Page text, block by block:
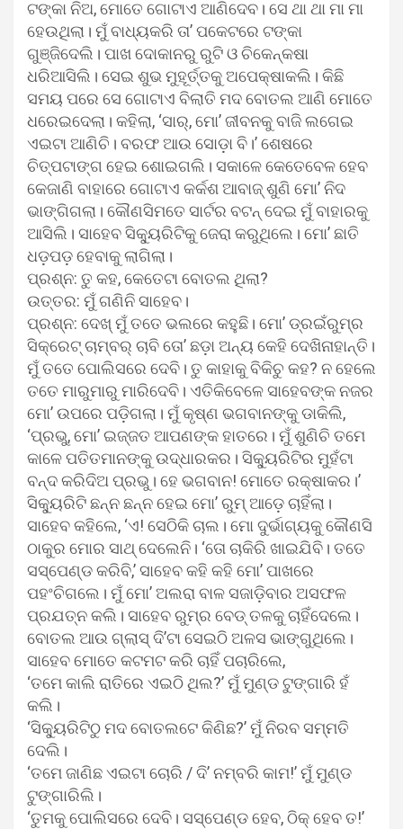
ଟଙ୍କା ନିଅ, ମୋତେ ଗୋଟାଏ ଆଣିଦେବ। ସେ ଥା ଥା ମା ମା
ହେଉଥିଲା। ମୁଁ ବାଧ୍ୟକରି ତା’ ପକେଟରେ ଟଙ୍କା
ଗୁଞ୍ଜିଦେଲି। ପାଖ ଦୋକାନରୁ ରୁଟି ଓ ଚିକେନ୍‌କଷା
ଧରିଆସିଲି। ସେଇ ଶୁଭ ମୁହୂର୍ତ୍ତକୁ ଅପେକ୍ଷାକଲି। କିଛି
ସମୟ ପରେ ସେ ଗୋଟାଏ ବିଲାତି ମଦ ବୋତଲ ଆଣି ମୋତେ
ଧରେଇଦେଲା। କହିଲା, ‘ସାର୍‌, ମୋ’ ଜୀବନକୁ ବାଜି ଲଗେଇ
ଏଇଟା ଆଣିଚି। ବରଫ ଆଉ ସୋଡ଼ା ବି।’ ଶେଷରେ
ଚିତ୍‌ପଟାଙ୍ଗ ହେଇ ଶୋଇଗଲି। ସକାଳେ କେତେବେଳ ହେବ
କେଜାଣି ବାହାରେ ଗୋଟାଏ କର୍କଶ ଆବାଜ୍ ଶୁଣି ମୋ’ ନିଦ
ଭାଙ୍ଗିଗଲା। କୌଣସିମତେ ସାର୍ଟର ବଟନ୍ ଦେଇ ମୁଁ ବାହାରକୁ
ଆସିଲି। ସାହେବ ସିକ୍ୟୁରିଟିକୁ ଜେରା କରୁଥିଲେ। ମୋ’ ଛାତି
ଧଡ଼ପଡ଼ ହେବାକୁ ଲାଗିଲା।
ପ୍ରଶ୍ନ: ତୁ କହ, କେତେଟା ବୋତଲ ଥିଲା?
ଉତ୍ତର: ମୁଁ ଗଣିନି ସାହେବ।
ପ୍ରଶ୍ନ: ଦେଖ୍ ମୁଁ ତତେ ଭଲରେ କହୁଛି। ମୋ’ ଡ୍ରଇଁରୁମ୍‌ର
ସିକ୍ରେଟ୍ ଚାମ୍ବର୍ ଚାବି ତୋ’ ଛଡ଼ା ଅନ୍ୟ କେହି ଦେଖିନାହାନ୍ତି।
ମୁଁ ତତେ ପୋଲିସରେ ଦେବି। ତୁ କାହାକୁ ବିକିଚୁ କହ? ନ ହେଲେ
ତତେ ମାରୁମାରୁ ମାରିଦେବି। ଏତିକିବେଳେ ସାହେବଙ୍କ ନଜର
ମୋ’ ଉପରେ ପଡ଼ିଗଲା। ମୁଁ କୃଷ୍ଣ ଭଗବାନଙ୍କୁ ଡାକିଲି,
‘ପ୍ରଭୁ, ମୋ’ ଇଜ୍ଜତ ଆପଣଙ୍କ ହାତରେ। ମୁଁ ଶୁଣିଚି ତମେ
କାଳେ ପତିତମାନଙ୍କୁ ଉଦ୍ଧାରକର। ସିକ୍ୟୁରିଟିର ମୁହଁଟା
ବନ୍ଦ କରିଦିଅ ପ୍ରଭୁ। ହେ ଭଗବାନ! ମୋତେ ରକ୍ଷାକର।’
ସିକ୍ୟୁରିଟି ଛନ୍ନ ଛନ୍ନ ହେଇ ମୋ’ ରୁମ୍ ଆଡ଼େ ଚାହିଁଲା।
ସାହେବ କହିଲେ, ‘ଏ! ସେଠିକି ଚାଲ। ମୋ ଦୁର୍ଭାଗ୍ୟକୁ କୌଣସି
ଠାକୁର ମୋର ସାଥ୍ ଦେଲେନି। ‘ତୋ ଚାକିରି ଖାଇଯିବି। ତତେ
ସସ୍‌ପେଣ୍ଡ କରିବି,’ ସାହେବ କହି କହି ମୋ’ ପାଖରେ
ପହଂଚିଗଲେ। ମୁଁ ମୋ’ ଅଲରା ବାଳ ସଜାଡ଼ିବାର ଅସଫଳ
ପ୍ରଯତ୍ନ କଲି। ସାହେବ ରୁମ୍‌ର ବେଡ୍ ତଳକୁ ଚାହିଁଦେଲେ।
ବୋତଲ ଆଉ ଗ୍ଲାସ୍ ଦି’ଟା ସେଇଠି ଅଳସ ଭାଙ୍ଗୁଥିଲେ।
ସାହେବ ମୋତେ କଟମଟ କରି ଚାହିଁ ପଚାରିଲେ,
‘ତମେ କାଲି ରାତିରେ ଏଇଠି ଥିଲ?’ ମୁଁ ମୁଣ୍ଡ ଟୁଙ୍ଗାରି ହଁ
କଲି।
‘ସିକ୍ୟୁରିଟିଠୁ ମଦ ବୋତଲଟେ କିଣିଛ?’ ମୁଁ ନିରବ ସମ୍ମତି
ଦେଲି।
‘ତମେ ଜାଣିଛ ଏଇଟା ଚୋରି / ଦି’ ନମ୍ବରି କାମ!’ ମୁଁ ମୁଣ୍ଡ
ଟୁଙ୍ଗାରିଲି।
‘ତୁମକୁ ପୋଲିସରେ ଦେବି। ସସ୍‌ପେଣ୍ଡ ହେବ, ଠିକ୍ ହେବ ତ!’